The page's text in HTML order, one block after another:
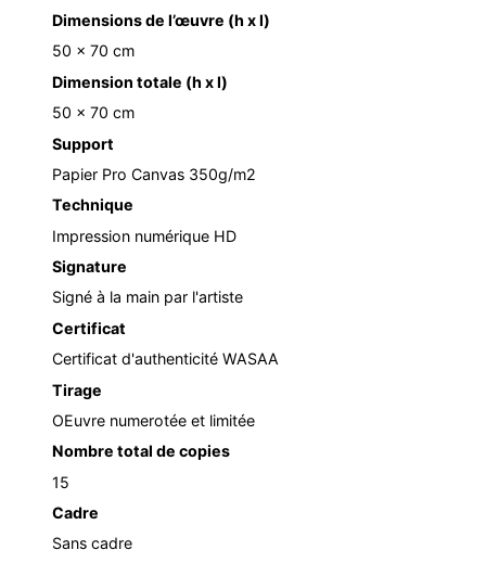
Dimensions de l’œuvre (h x l)
50 x 70 cm
Dimension totale (h x l)
50 x 70 cm
Support
Papier Pro Canvas 350g/m2
Technique
Impression numérique HD
Signature
Signé à la main par l'artiste
Certificat
Certificat d'authenticité WASAA
Tirage
OEuvre numerotée et limitée
Nombre total de copies
15
Cadre
Sans cadre